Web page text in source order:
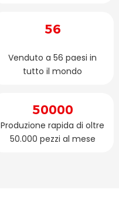
56
Venduto a 56 paesi in
tutto il mondo
50000
Produzione rapida di oltre
50.000 pezzi al mese